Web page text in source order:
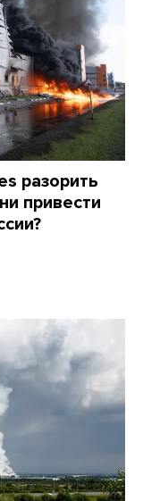
разорить
привести